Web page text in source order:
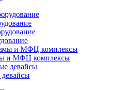
и МФЦ комплексы